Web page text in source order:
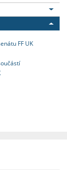
FF UK